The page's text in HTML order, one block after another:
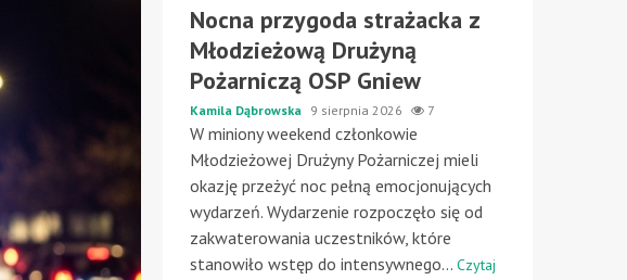
Nocna przygoda strażacka z
Młodzieżową Drużyną
Pożarniczą OSP Gniew
Kamila Dąbrowska 9 sierpnia 2026 7
W miniony weekend członkowie
Młodzieżowej Drużyny Pożarniczej mieli
okazję przeżyć noc pełną emocjonujących
wydarzeń. Wydarzenie rozpoczęło się od
zakwaterowania uczestników, które
stanowiło wstęp do intensywnego... Czytaj